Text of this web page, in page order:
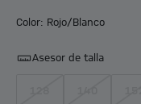
Color: Rojo/Blanco
Asesor de talla